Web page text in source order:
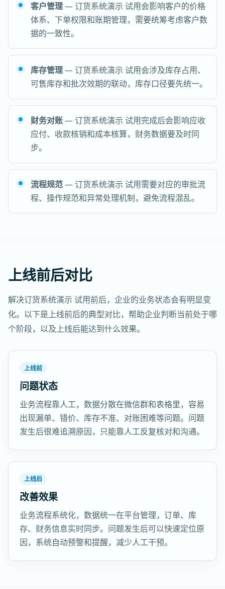
客户管理— 订货系统演示 试用会影响客户的价格
体系、下单权限和账期管理，需要统筹考虑客户数
据的一致性。
库存管理— 订货系统演示 试用会涉及库存占用、
可售库存和批次效期的联动，库存口径要先统一。
财务对账— 订货系统演示 试用完成后会影响应收
应付、收款核销和成本核算，财务数据要及时同
步。
流程规范— 订货系统演示 试用需要对应的审批流
程、操作规范和异常处理机制，避免流程混乱。
上线前后对比
解决订货系统演示 试用前后，企业的业务状态会有明显变
化。以下是上线前后的典型对比，帮助企业判断当前处于哪
个阶段，以及上线后能达到什么效果。
上线前
问题状态
业务流程靠人工，数据分散在微信群和表格里，容易
出现漏单、错价、库存不准、对账困难等问题。问题
发生后很难追溯原因，只能靠人工反复核对和沟通。
上线后
改善效果
业务流程系统化，数据统一在平台管理，订单、库
存、财务信息实时同步。问题发生后可以快速定位原
因，系统自动预警和提醒，减少人工干预。